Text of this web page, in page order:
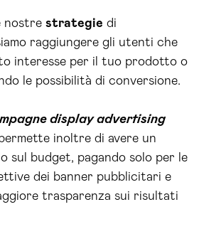
nostre strategie di
raggiungere gli utenti che
interesse per il tuo prodotto o
le possibilità di conversione.
display advertising
inoltre di avere un
sul budget, pagando solo per le
dei banner pubblicitari e
trasparenza sui risultati